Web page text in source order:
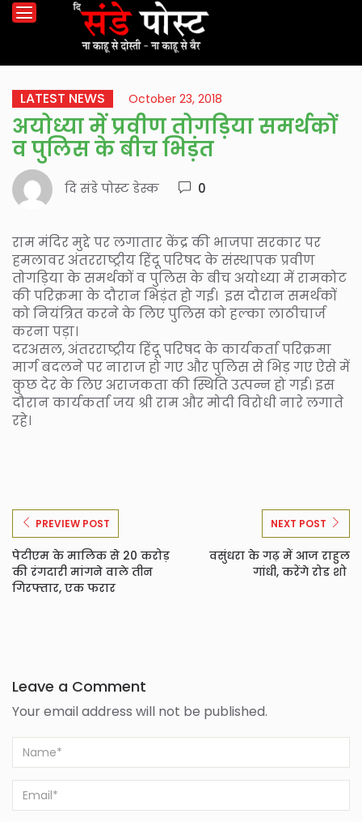
LATEST NEWS October 23, 2018
अयोध्या में प्रवीण तोगड़िया समर्थकों
व पुलिस के बीच भिड़ंत
दि संडे पोस्ट डेस्क 0
राम मंदिर मुद्दे पर लगातार केंद्र की भाजपा सरकार पर
हमलावर अंतरराष्ट्रीय हिंदू परिषद के संस्थापक प्रवीण
तोगड़िया के समर्थकों व पुलिस के बीच अयोध्या में रामकोट
की परिक्रमा के दौरान भिड़ंत हो गई। इस दौरान समर्थकों
को नियंत्रित करने के लिए पुलिस को हल्का लाठीचार्ज
करना पड़ा।
दरअसल, अंतरराष्ट्रीय हिंदू परिषद के कार्यकर्ता परिक्रमा
मार्ग बदलने पर नाराज हो गए और पुलिस से भिड़ गए ऐसे में
कुछ देर के लिए अराजकता की स्थिति उत्पन्न हो गई। इस
दौरान कार्यकर्ता जय श्री राम और मोदी विरोधी नारे लगाते
रहे।
PREVIEW POST
पेटीएम के मालिक से 20 करोड़
की रंगदारी मांगने वाले तीन
गिरफ्तार, एक फरार
NEXT POST
वसुंधरा के गढ़ में आज राहुल
गांधी, करेंगे रोड शो
Leave a Comment
Your email address will not be published.